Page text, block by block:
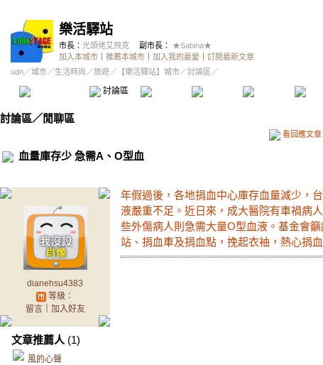
樂活驛站
市長： 光頭佬艾飛克 副市長：
★Sabina★
加入本城市
推薦本城市 加入我的最愛
訂閱最新文章
udn／城市／生活時尚 ／旅遊／ 【樂活驛站】城市／討論區／
討論區 精華區 投票區 影像館
討論區／ 閒聊區
看回應文章
血量庫存少 急需A、O型血
dianehsu4383
等級：
留言｜ 加入好友
文章推薦人 (1)
風的心聲
年假過後，各地捐血中心庫存血量減少，
液嚴重不足。近日來，成大醫院有車禍病
些外傷病人則急需大量O型血液。基金會
站、捐血車及捐血點，挽起衣袖，熱心捐